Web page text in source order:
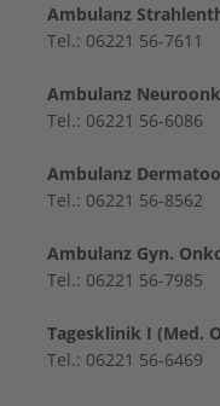
Ambulanz
Tel.: 06221 56-7611
Ambulanz
Tel.: 06221 56-6086
Ambulanz
Tel.: 06221 56-8562
Ambulanz Gyn.
Tel.: 06221 56-7985
Tagesklinik I (Med.
Tel.: 06221 56-6469